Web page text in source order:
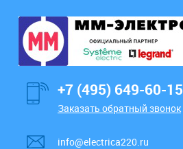
+7 (495) 649-60-15
Заказать обратный звонок
info@electrica220.ru